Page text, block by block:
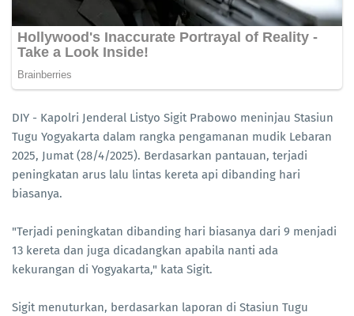
DIY - Kapolri Jenderal Listyo Sigit Prabowo meninjau Stasiun
Tugu Yogyakarta dalam rangka pengamanan mudik Lebaran
2025, Jumat (28/4/2025). Berdasarkan pantauan, terjadi
peningkatan arus lalu lintas kereta api dibanding hari
biasanya.
"Terjadi peningkatan dibanding hari biasanya dari 9 menjadi
13 kereta dan juga dicadangkan apabila nanti ada
kekurangan di Yogyakarta," kata Sigit.
Sigit menuturkan, berdasarkan laporan di Stasiun Tugu